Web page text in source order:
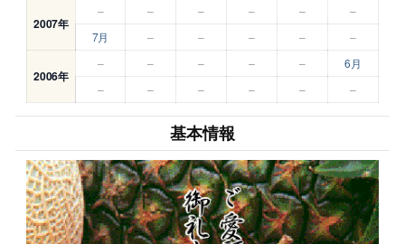
2007年
– – – – –
–
7月
– – – – –
2006年
– – – – –
6月
–
– – – – –
基本情報